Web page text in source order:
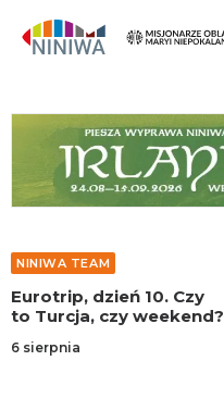
WYDARZENIA
O NAS
WSPÓLNOTA
NINIWA TEAM
FESTIWAL ŻYCIA
NINIWA TEAM
Eurotrip, dzień 10. Czy
to Turcja, czy weekend?
6 sierpnia